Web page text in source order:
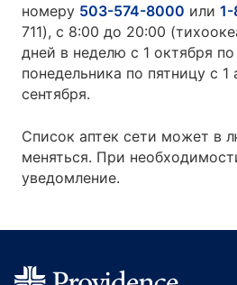
номеру 503-574-8000 или
711), с 8:00 до 20:00
дней в неделю с 1 октября
понедельника по пятницу с 1
сентября.
Список аптек сети может в
меняться. При
уведомление.